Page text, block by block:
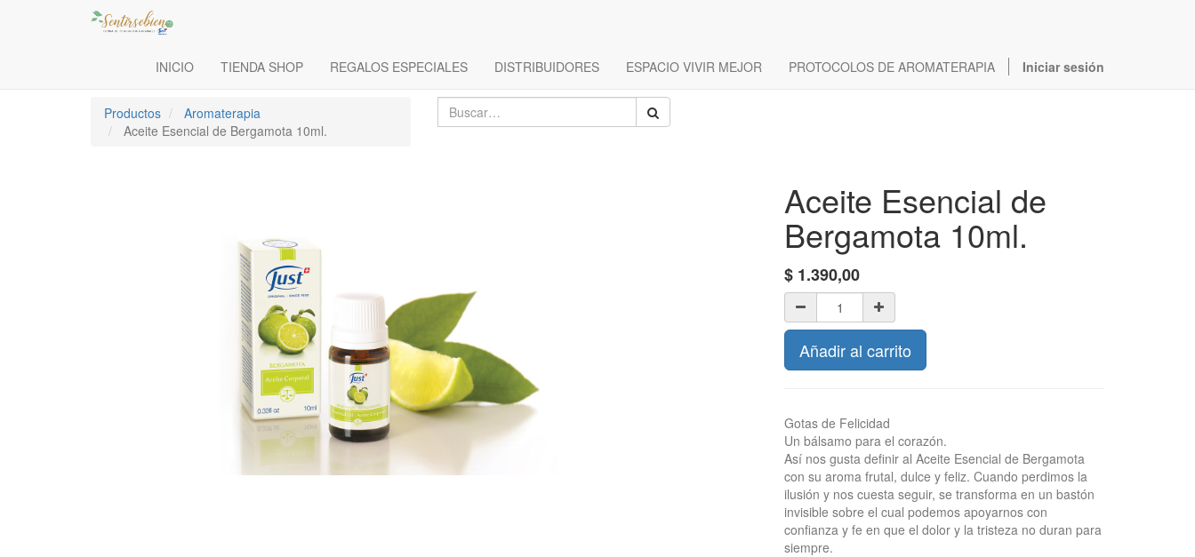
INICIO TIENDA SHOP REGALOS ESPECIALES DISTRIBUIDORES ESPACIO VIVIR MEJOR PROTOCOLOS DE AROMATERAPIA Iniciar sesión
Productos
Aromaterapia
Aceite Esencial de Bergamota 10ml.
Aceite Esencial de
Bergamota 10ml.
$ 1.390,00
Añadir al carrito
Gotas de Felicidad
Un bálsamo para el corazón.
Así nos gusta definir al Aceite Esencial de Bergamota
con su aroma frutal, dulce y feliz. Cuando perdimos la
ilusión y nos cuesta seguir, se transforma en un bastón
invisible sobre el cual podemos apoyarnos con
confianza y fe en que el dolor y la tristeza no duran para
siempre.